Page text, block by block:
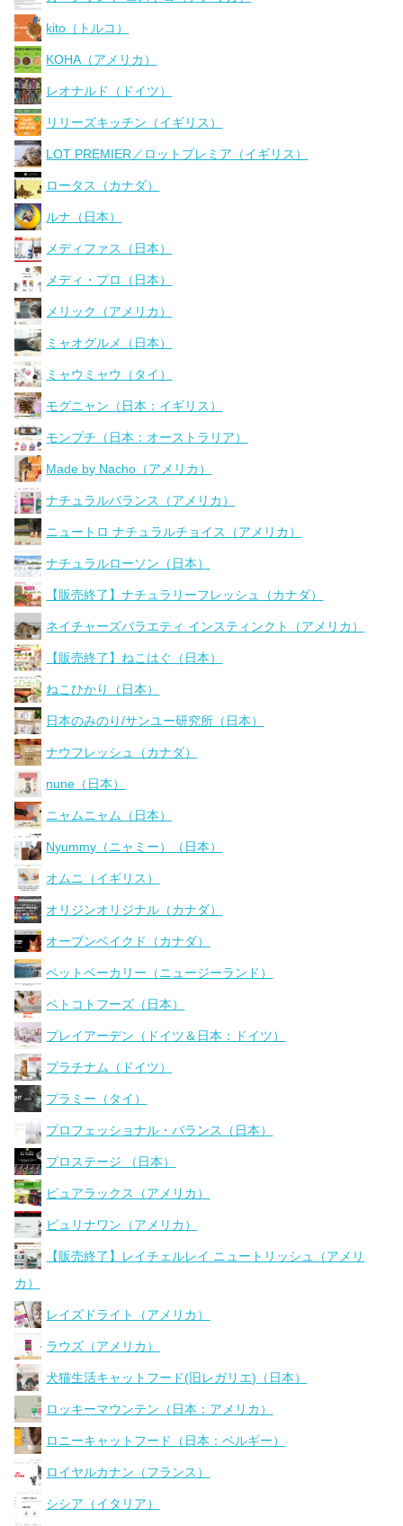
kito（トルコ）
KOHA（アメリカ）
レオナルド（ドイツ）
リリーズキッチン（イギリス）
LOT PREMIER／ロットプレミア（イギリス）
ロータス（カナダ）
ルナ（日本）
メディファス（日本）
メディ・プロ（日本）
メリック（アメリカ）
ミャオグルメ（日本）
ミャウミャウ（タイ）
モグニャン（日本：イギリス）
モンプチ（日本：オーストラリア）
Made by Nacho（アメリカ）
ナチュラルバランス（アメリカ）
ニュートロ ナチュラルチョイス（アメリカ）
ナチュラルローソン（日本）
【販売終了】ナチュラリーフレッシュ（カナダ）
ネイチャーズバラエティ インスティンクト（アメリカ）
【販売終了】ねこはぐ（日本）
ねこひかり（日本）
日本のみのり/サンユー研究所（日本）
ナウフレッシュ（カナダ）
nune（日本）
ニャムニャム（日本）
Nyummy（ニャミー）（日本）
オムニ（イギリス）
オリジンオリジナル（カナダ）
オーブンベイクド（カナダ）
ペットベーカリー（ニュージーランド）
ペトコトフーズ（日本）
プレイアーデン（ドイツ＆日本：ドイツ）
プラチナム（ドイツ）
プラミー（タイ）
プロフェッショナル・バランス（日本）
プロステージ （日本）
ピュアラックス（アメリカ）
ピュリナワン（アメリカ）
【販売終了】レイチェルレイ ニュートリッシュ（アメリ
カ）
レイズドライト（アメリカ）
ラウズ（アメリカ）
犬猫生活キャットフード(旧レガリエ)（日本）
ロッキーマウンテン（日本：アメリカ）
ロニーキャットフード（日本：ベルギー）
ロイヤルカナン（フランス）
シシア（イタリア）